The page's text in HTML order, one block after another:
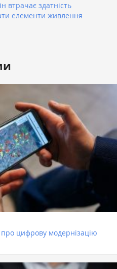
втрачає здатність
елементи живлення
цифрову модернізацію